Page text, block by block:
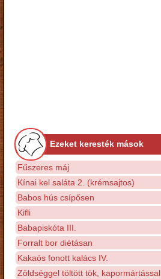
Ezeket keresték mások
Fűszeres máj
Kínai kel saláta 2. (krémsajtos)
Babos hús csípősen
Kifli
Babapiskóta III.
Forralt bor diétásan
Kakaós fonott kalács IV.
Zöldséggel töltött tök, kapormártással